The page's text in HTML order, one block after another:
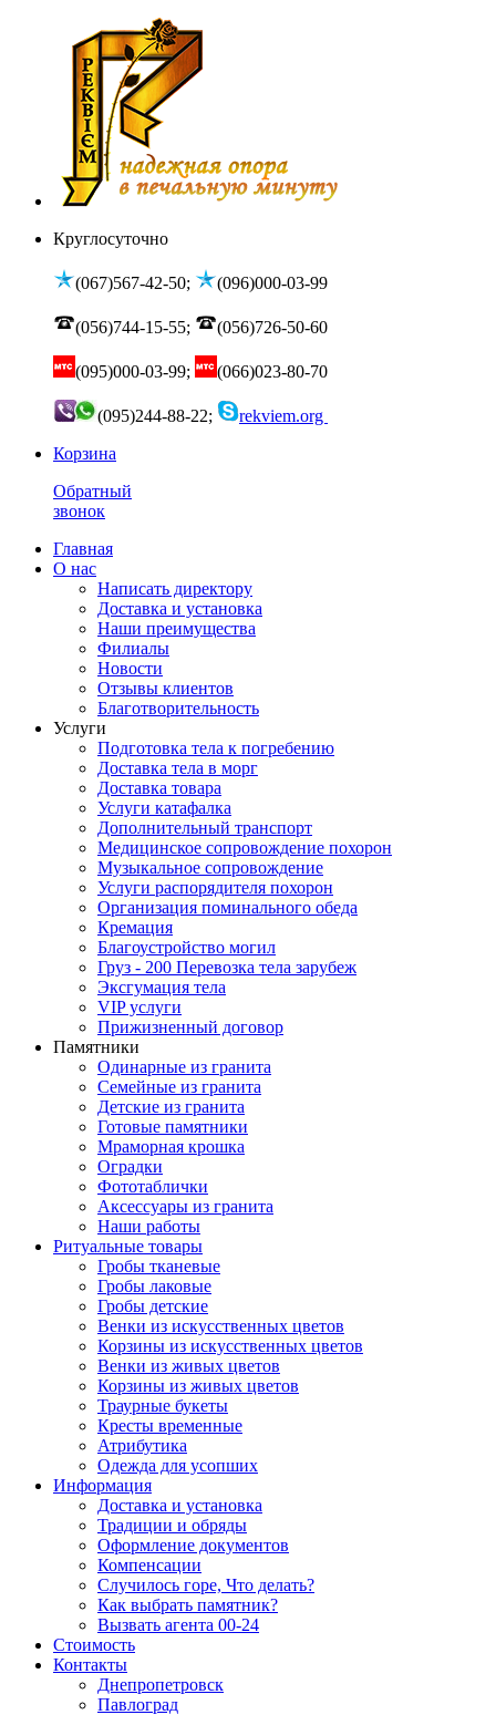
Круглосуточно
(067)567-42-50; (096)000-03-99
(056)744-15-55; (056)726-50-60
(095)000-03-99; (066)023-80-70
(095)244-88-22;
rekviem.org
Корзина
Обратный
звонок
Главная
О нас
Написать директору
Доставка и установка
Наши преимущества
Филиалы
Новости
Отзывы клиентов
Благотворительность
Услуги
Подготовка тела к погребению
Доставка тела в морг
Доставка товара
Услуги катафалка
Дополнительный транспорт
Медицинское сопровождение похорон
Музыкальное сопровождение
Услуги распорядителя похорон
Организация поминального обеда
Кремация
Благоустройство могил
Груз - 200 Перевозка тела зарубеж
Эксгумация тела
VIP услуги
Прижизненный договор
Памятники
Одинарные из гранита
Семейные из гранита
Детские из гранита
Готовые памятники
Мраморная крошка
Оградки
Фототаблички
Аксессуары из гранита
Наши работы
Ритуальные товары
Гробы тканевые
Гробы лаковые
Гробы детские
Венки из искусственных цветов
Корзины из искусственных цветов
Венки из живых цветов
Корзины из живых цветов
Траурные букеты
Кресты временные
Атрибутика
Одежда для усопших
Информация
Доставка и установка
Традиции и обряды
Оформление документов
Компенсации
Случилось горе, Что делать?
Как выбрать памятник?
Вызвать агента 00-24
Стоимость
Контакты
Днепропетровск
Павлоград